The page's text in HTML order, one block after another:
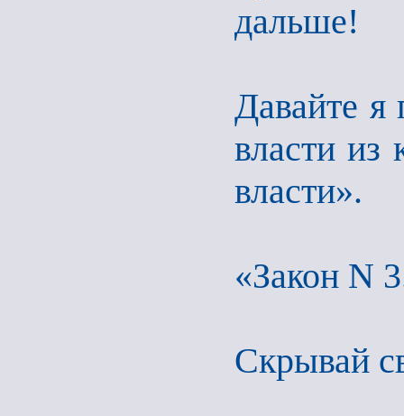
дальше!
Давайте я
власти из
власти».
«Закон N
Скрывай